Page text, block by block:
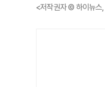
<저작권자 © 하이뉴스